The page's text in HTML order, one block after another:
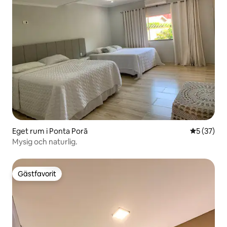
Eget rum i Ponta Porã 5 av 5 i
5 (37)
Mysig och naturlig.
Gästfavorit
Gästfavorit